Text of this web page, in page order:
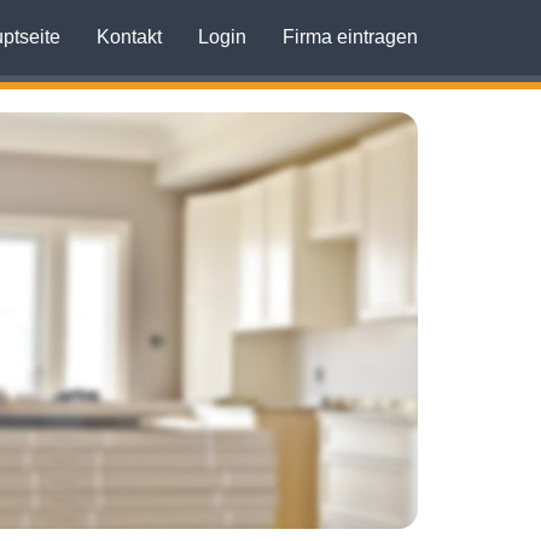
Kontakt Login Firma eintragen